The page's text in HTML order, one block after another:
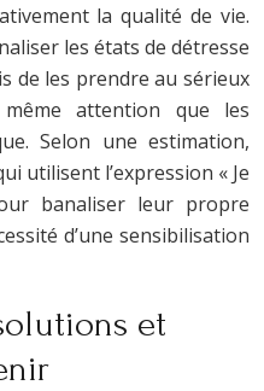
la qualité de vie.
les états de détresse
de les prendre au sérieux
attention que les
Selon une estimation,
utilisent l’expression « Je
banaliser leur propre
d’une sensibilisation
et